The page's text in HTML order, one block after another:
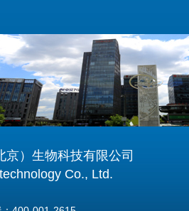
京）生物科技有限公司
Co., Ltd.